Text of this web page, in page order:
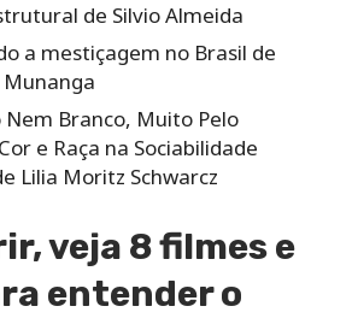
de Silvio Almeida
a mestiçagem no Brasil de
Branco, Muito Pelo
e Raça na Sociabilidade
Lilia Moritz Schwarcz
veja 8 filmes e
entender o